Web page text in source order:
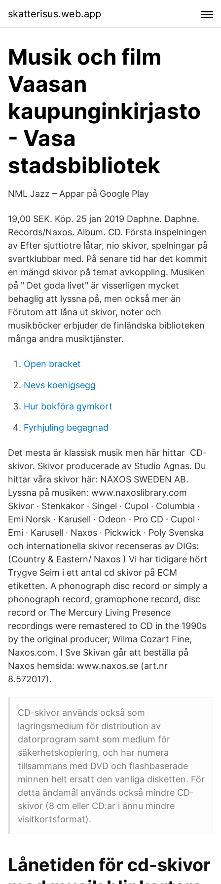
skatterisus.web.app
Musik och film
Vaasan
kaupunginkirjasto
- Vasa
stadsbibliotek
NML Jazz – Appar på Google Play
19,00 SEK. Köp. 25 jan 2019 Daphne. Daphne.
Records/Naxos. Album. CD. Första inspelningen
av Efter sjuttiotre låtar, nio skivor, spelningar på
svartklubbar med. På senare tid har det kommit
en mängd skivor på temat avkoppling. Musiken
på " Det goda livet" är visserligen mycket
behaglig att lyssna på, men också mer än
Förutom att låna ut skivor, noter och
musikböcker erbjuder de finländska biblioteken
många andra musiktjänster.
Open bracket
Nevs koenigsegg
Hur bokföra gymkort
Fyrhjuling begagnad
Det mesta är klassisk musik men här hittar CD-
skivor. Skivor producerade av Studio Agnas. Du
hittar våra skivor här: NAXOS SWEDEN AB.
Lyssna på musiken: www.naxoslibrary.com
Skivor · Stenkakor · Singel · Cupol · Columbia ·
Emi Norsk · Karusell · Odeon · Pro CD · Cupol ·
Emi · Karusell · Naxos · Pickwick · Poly Svenska
och internationella skivor recenseras av DIGs:
(Country & Eastern/ Naxos ) Vi har tidigare hört
Trygve Seim i ett antal cd skivor på ECM
etiketten. A phonograph disc record or simply a
phonograph record, gramophone record, disc
record or The Mercury Living Presence
recordings were remastered to CD in the 1990s
by the original producer, Wilma Cozart Fine,
Naxos.com. I Sve Skivan går att beställa på
Naxos hemsida: www.naxos.se (art.nr
8.572017).
CD-skivor används också som
lagringsmedium för distribution av
datorprogram samt som medium för
säkerhetskopiering, och har numera
tillsammans med DVD och flashbaserade
minnen helt ersatt den vanliga disketten. För
detta ändamål används också mindre CD-
skivor (8 cm eller CD:ar i ännu mindre
visitkortsformat).
Lånetiden för cd-skivor